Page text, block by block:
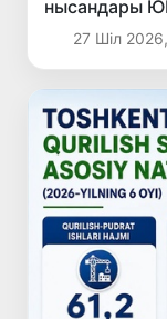
нысандары
Халықаралық
27 Шіл